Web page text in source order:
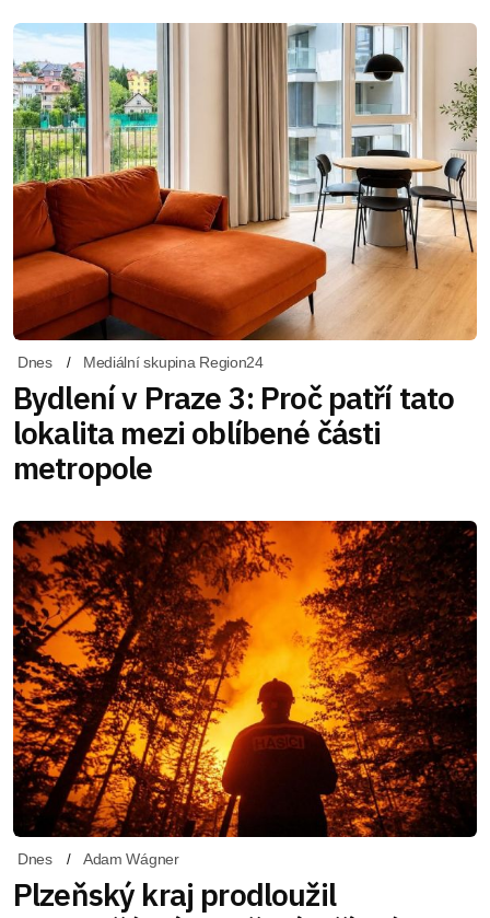
Dnes Mediální skupina Region24
Bydlení v Praze 3: Proč patří tato
lokalita mezi oblíbené části
metropole
Dnes Adam Wágner
Plzeňský kraj prodloužil